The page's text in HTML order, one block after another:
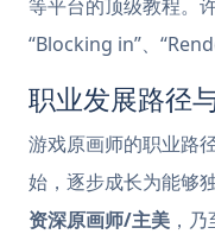
等平台的顶级教程。
“Blocking in”、
职业发展路径
游戏原画师的职业路
始，逐步成长为能够
资深原画师/主美 ，